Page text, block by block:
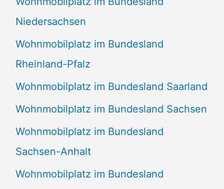
Niedersachsen
Wohnmobilplatz im Bundesland
Rheinland-Pfalz
Wohnmobilplatz im Bundesland Saarland
Wohnmobilplatz im Bundesland Sachsen
Wohnmobilplatz im Bundesland
Sachsen-Anhalt
Wohnmobilplatz im Bundesland